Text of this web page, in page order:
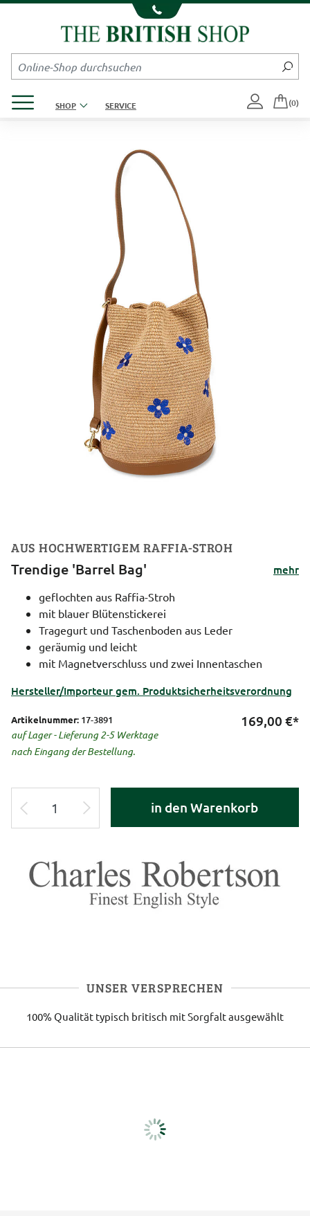
Kompletten Head der Seite überspringen
SHOP SERVICE (0)
AUS HOCHWERTIGEM RAFFIA-STROH
Trendige 'Barrel Bag'
mehr
geflochten aus Raffia-Stroh
mit blauer Blütenstickerei
Tragegurt und Taschenboden aus Leder
geräumig und leicht
mit Magnetverschluss und zwei Innentaschen
Hersteller/Importeur gem. Produktsicherheitsverordnung
Artikelnummer: 17-3891
auf Lager - Lieferung 2-5 Werktage
nach Eingang der Bestellung.
169,00 €*
in den Warenkorb
UNSER VERSPRECHEN
100% Qualität typisch britisch mit Sorgfalt ausgewählt